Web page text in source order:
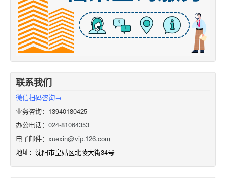
联系我们
微信扫码咨询→
业务咨询：13940180425
办公电话： 024-81064353
电子邮件： xuexin@vip.126.com
地址：沈阳市皇姑区北陵大街34号